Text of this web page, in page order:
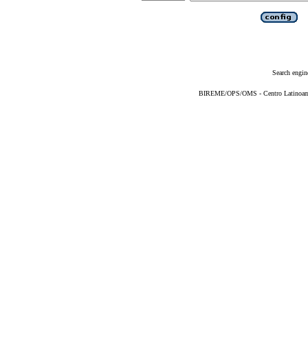
Search
BIREME/OPS/OMS - Centro